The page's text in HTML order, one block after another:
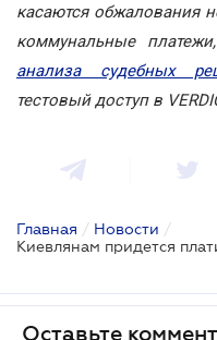
касаются обжалования
коммунальные
анализа судебных
тестовый доступ в
Главная / Новости /
Оставьте